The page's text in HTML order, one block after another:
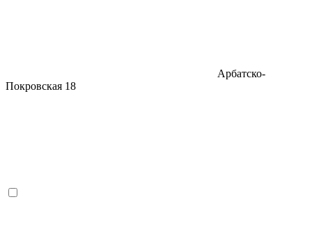
Арбатско-
Покровская 18